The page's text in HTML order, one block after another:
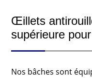
Œillets
supérieure
Nos bâches sont